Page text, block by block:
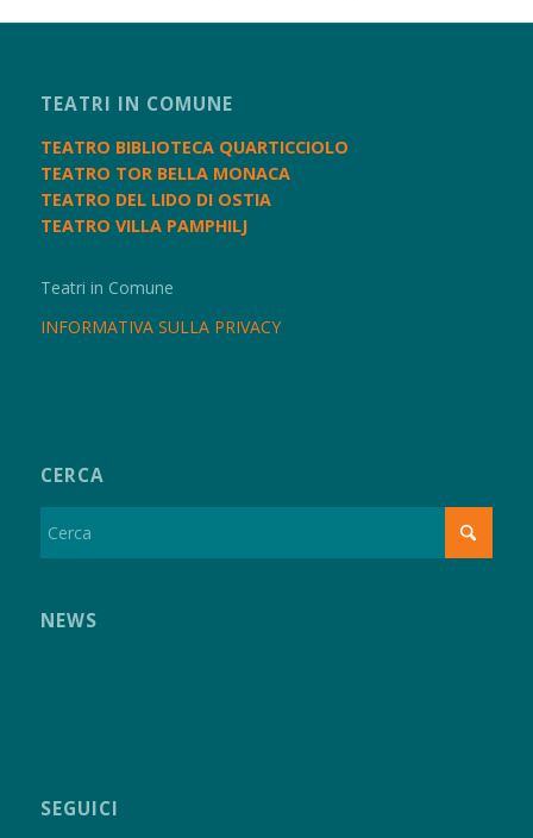
TEATRI IN COMUNE
TEATRO BIBLIOTECA QUARTICCIOLO
TEATRO TOR BELLA MONACA
TEATRO DEL LIDO DI OSTIA
TEATRO VILLA PAMPHILJ
Teatri in Comune
INFORMATIVA SULLA PRIVACY
CERCA
NEWS
SEGUICI